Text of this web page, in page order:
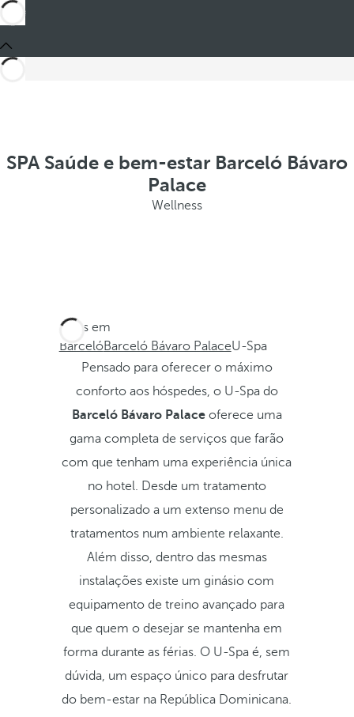
SPA Saúde e bem-estar Barceló Bávaro
Palace
Wellness
Estes em
BarcelóBarceló Bávaro PalaceU-Spa
Pensado para oferecer o máximo
conforto aos hóspedes, o U-Spa do
Barceló Bávaro Palaceoferece uma
gama completa de serviços que farão
com que tenham uma experiência única
no hotel. Desde um tratamento
personalizado a um extenso menu de
tratamentos num ambiente relaxante.
Além disso, dentro das mesmas
instalações existe um ginásio com
equipamento de treino avançado para
que quem o desejar se mantenha em
forma durante as férias. O U-Spa é, sem
dúvida, um espaço único para desfrutar
do bem-estar na República Dominicana.